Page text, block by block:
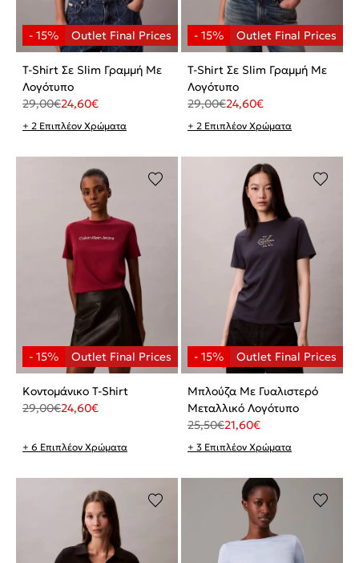
T-Shirt Σε Slim Γραμμή Με
Λογότυπο
29,00€24,60€
+ 2 Επιπλέον Χρώματα
T-Shirt Σε Slim Γραμμή Με
Λογότυπο
29,00€24,60€
+ 2 Επιπλέον Χρώματα
Κοντομάνικο T-Shirt
29,00€24,60€
+ 6 Επιπλέον Χρώματα
Μπλούζα Με Γυαλιστερό
Μεταλλικό Λογότυπο
25,50€21,60€
+ 3 Επιπλέον Χρώματα